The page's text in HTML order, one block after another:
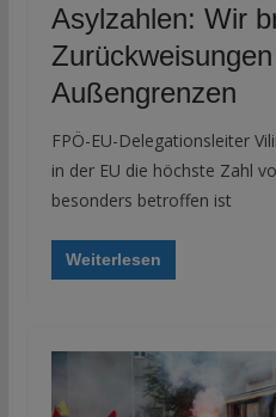
Asylzahlen: Wir
Außengrenzen
FPÖ-EU-Delegationsleiter
in der EU die höchste Zahl
besonders betroffen ist
Weiterlesen